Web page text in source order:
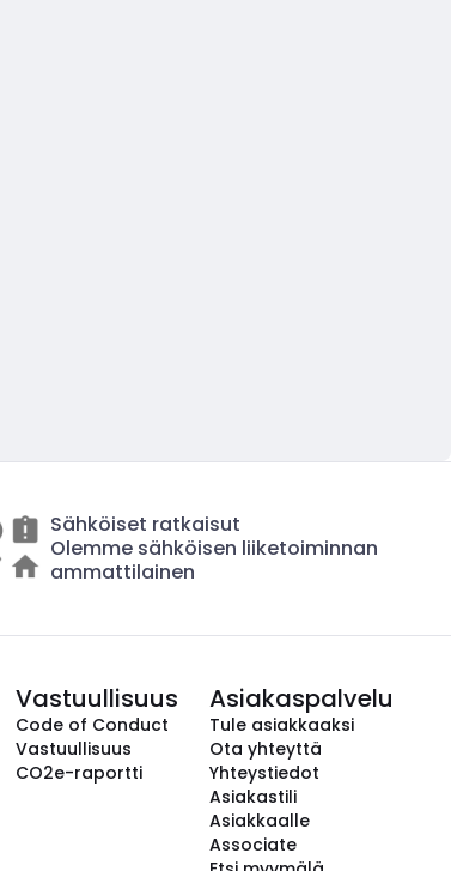
Sähköiset ratkaisut
Olemme sähköisen liiketoiminnan
ammattilainen
Vastuullisuus
Code of Conduct
Vastuullisuus
CO2e-raportti
Asiakaspalvelu
Tule asiakkaaksi
Ota yhteyttä
Yhteystiedot
Asiakastili
Asiakkaalle
Associate